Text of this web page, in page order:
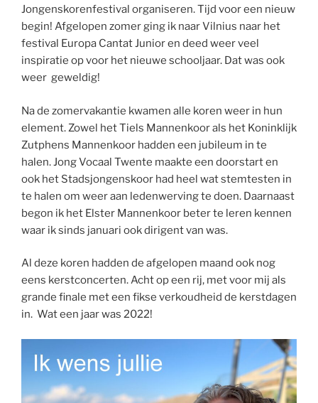
Jongenskorenfestival organiseren. Tijd voor een nieuw
begin! Afgelopen zomer ging ik naar Vilnius naar het
festival Europa Cantat Junior en deed weer veel
inspiratie op voor het nieuwe schooljaar. Dat was ook
weer geweldig!
Na de zomervakantie kwamen alle koren weer in hun
element. Zowel het Tiels Mannenkoor als het Koninklijk
Zutphens Mannenkoor hadden een jubileum in te
halen. Jong Vocaal Twente maakte een doorstart en
ook het Stadsjongenskoor had heel wat stemtesten in
te halen om weer aan ledenwerving te doen. Daarnaast
begon ik het Elster Mannenkoor beter te leren kennen
waar ik sinds januari ook dirigent van was.
Al deze koren hadden de afgelopen maand ook nog
eens kerstconcerten. Acht op een rij, met voor mij als
grande finale met een fikse verkoudheid de kerstdagen
in. Wat een jaar was 2022!